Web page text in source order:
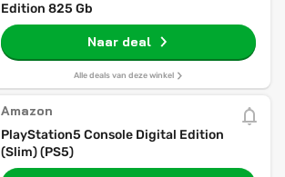
Edition 825 Gb
Naar deal
Alle deals van deze winkel
Amazon
PlayStation5 Console Digital Edition
(Slim) (PS5)